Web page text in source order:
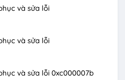
và sửa lỗi
và sửa lỗi
và sửa lỗi 0xc000007b